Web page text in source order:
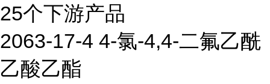
25个下游产品
2063-17-4 4-氯-4,4-二氟乙酰
乙酸乙酯